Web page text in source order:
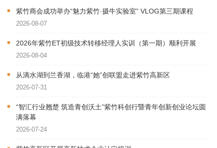
紫竹商会成功举办“魅力紫竹·摄牛实验室” VLOG第三期课程
2026-08-07
2026年紫竹ET初级技术转移经理人实训（第一期）顺利开展
2026-08-04
从滴水湖到兰香湖，临港“她”创联盟走进紫竹高新区
2026-07-31
“智汇行业翘楚 筑造青创沃土”紫竹科创行暨青年创新创业论坛圆
满落幕
2026-07-24